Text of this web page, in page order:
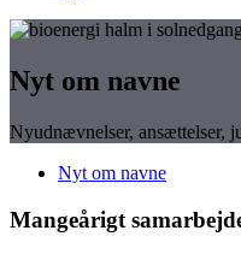
Nyt om navne
Nyudnævnelser, ansættelser,
Nyt om navne
Mangeårigt